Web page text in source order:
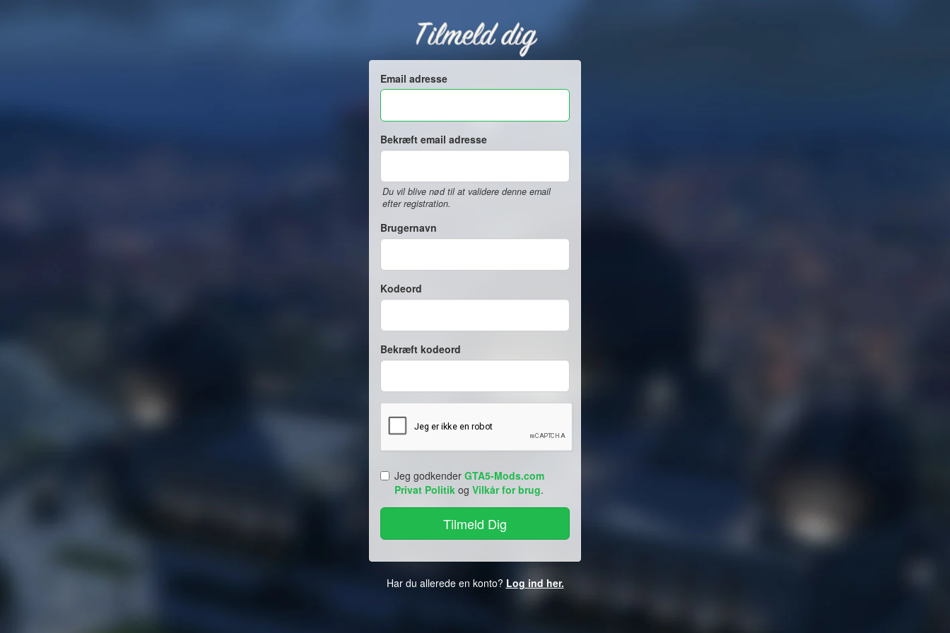
Tilmeld dig
Email adresse
Bekræft email adresse
Du vil blive nød til at validere denne email
efter registration.
Brugernavn
Kodeord
Bekræft kodeord
Jeg godkender GTA5-Mods.com
Privat Politik og Vilkår for brug.
Har du allerede en konto? Log ind her.